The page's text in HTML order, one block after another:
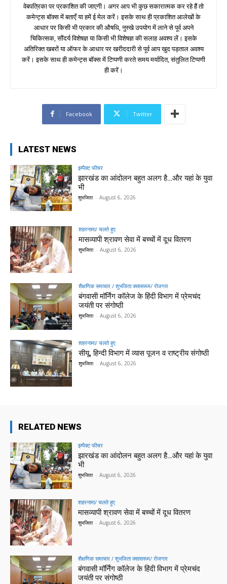
वेबपत्रिका पर प्रकाशित की जाएगी। अगर आप भी कुछ सकारात्मक कर रहे हैं तो
कमेन्ट्स बॉक्स में बताएँ या हमें ई मेल करें। इसके साथ ही प्रकाशित आलेखों के
आधार पर किसी भी प्रकार की औषधि, नुस्खे उपयोग में लाने से पूर्व अपने
चिकित्सक, सौंदर्य विशेषज्ञ या किसी भी विशेषज्ञ की सलाह अवश्य लें। इसके
अतिरिक्त खबरों या ऑफर के आधार पर खरीददारी से पूर्व आप खुद पड़ताल अवश्य
करें। इसके साथ ही कमेन्ट्स बॉक्स में टिप्पणी करते समय मर्यादित, संतुलित टिप्पणी
ही करें।
Facebook Twitter
LATEST NEWS
इम्पैक्ट फीचर
झारखंड का आंदोलन बहुत अलग है…और यहां के युवा
भी
शुभजिता - August 6, 2026
शहरनामा/ चलते हुए
मासव्यापी श्रावण सेवा में बच्चों में दूध वितरण
शुभजिता - August 6, 2026
शैक्षणिक समाचार / शुभजिता क्सासरूम/ रोजगार
बंगवासी मॉर्निंग कॉलेज के हिंदी विभाग में प्रेमचंद
जयंती पर संगोष्ठी
शुभजिता - August 6, 2026
शहरनामा/ चलते हुए
सीयू, हिन्दी विभाग में व्यास पूजन व राष्ट्रीय संगोष्ठी
शुभजिता - August 6, 2026
RELATED NEWS
इम्पैक्ट फीचर
झारखंड का आंदोलन बहुत अलग है…और यहां के युवा
भी
शुभजिता - August 6, 2026
शहरनामा/ चलते हुए
मासव्यापी श्रावण सेवा में बच्चों में दूध वितरण
शुभजिता - August 6, 2026
शैक्षणिक समाचार / शुभजिता क्सासरूम/ रोजगार
बंगवासी मॉर्निंग कॉलेज के हिंदी विभाग में प्रेमचंद
जयंती पर संगोष्ठी